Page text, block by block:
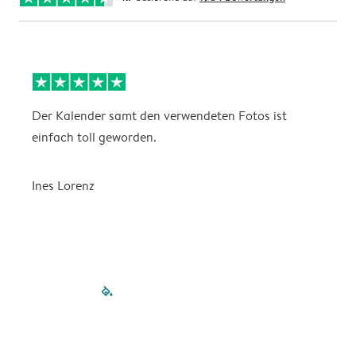
Der Kalender samt den verwendeten Fotos ist
einfach toll geworden.
Ines Lorenz
filled-pagination